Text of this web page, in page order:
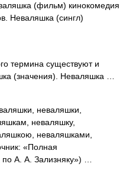
(фильм) кинокомедия
Неваляшка (сингл)
термина существуют и
(значения). Неваляшка …
неваляшки,
неваляшку,
неваляшками,
«Полная
А. А. Зализняку») …